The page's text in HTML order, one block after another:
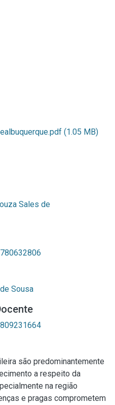
(1.05 MB)
Sales de
Sousa
são predominantemente
a respeito da
na região
e pragas comprometem